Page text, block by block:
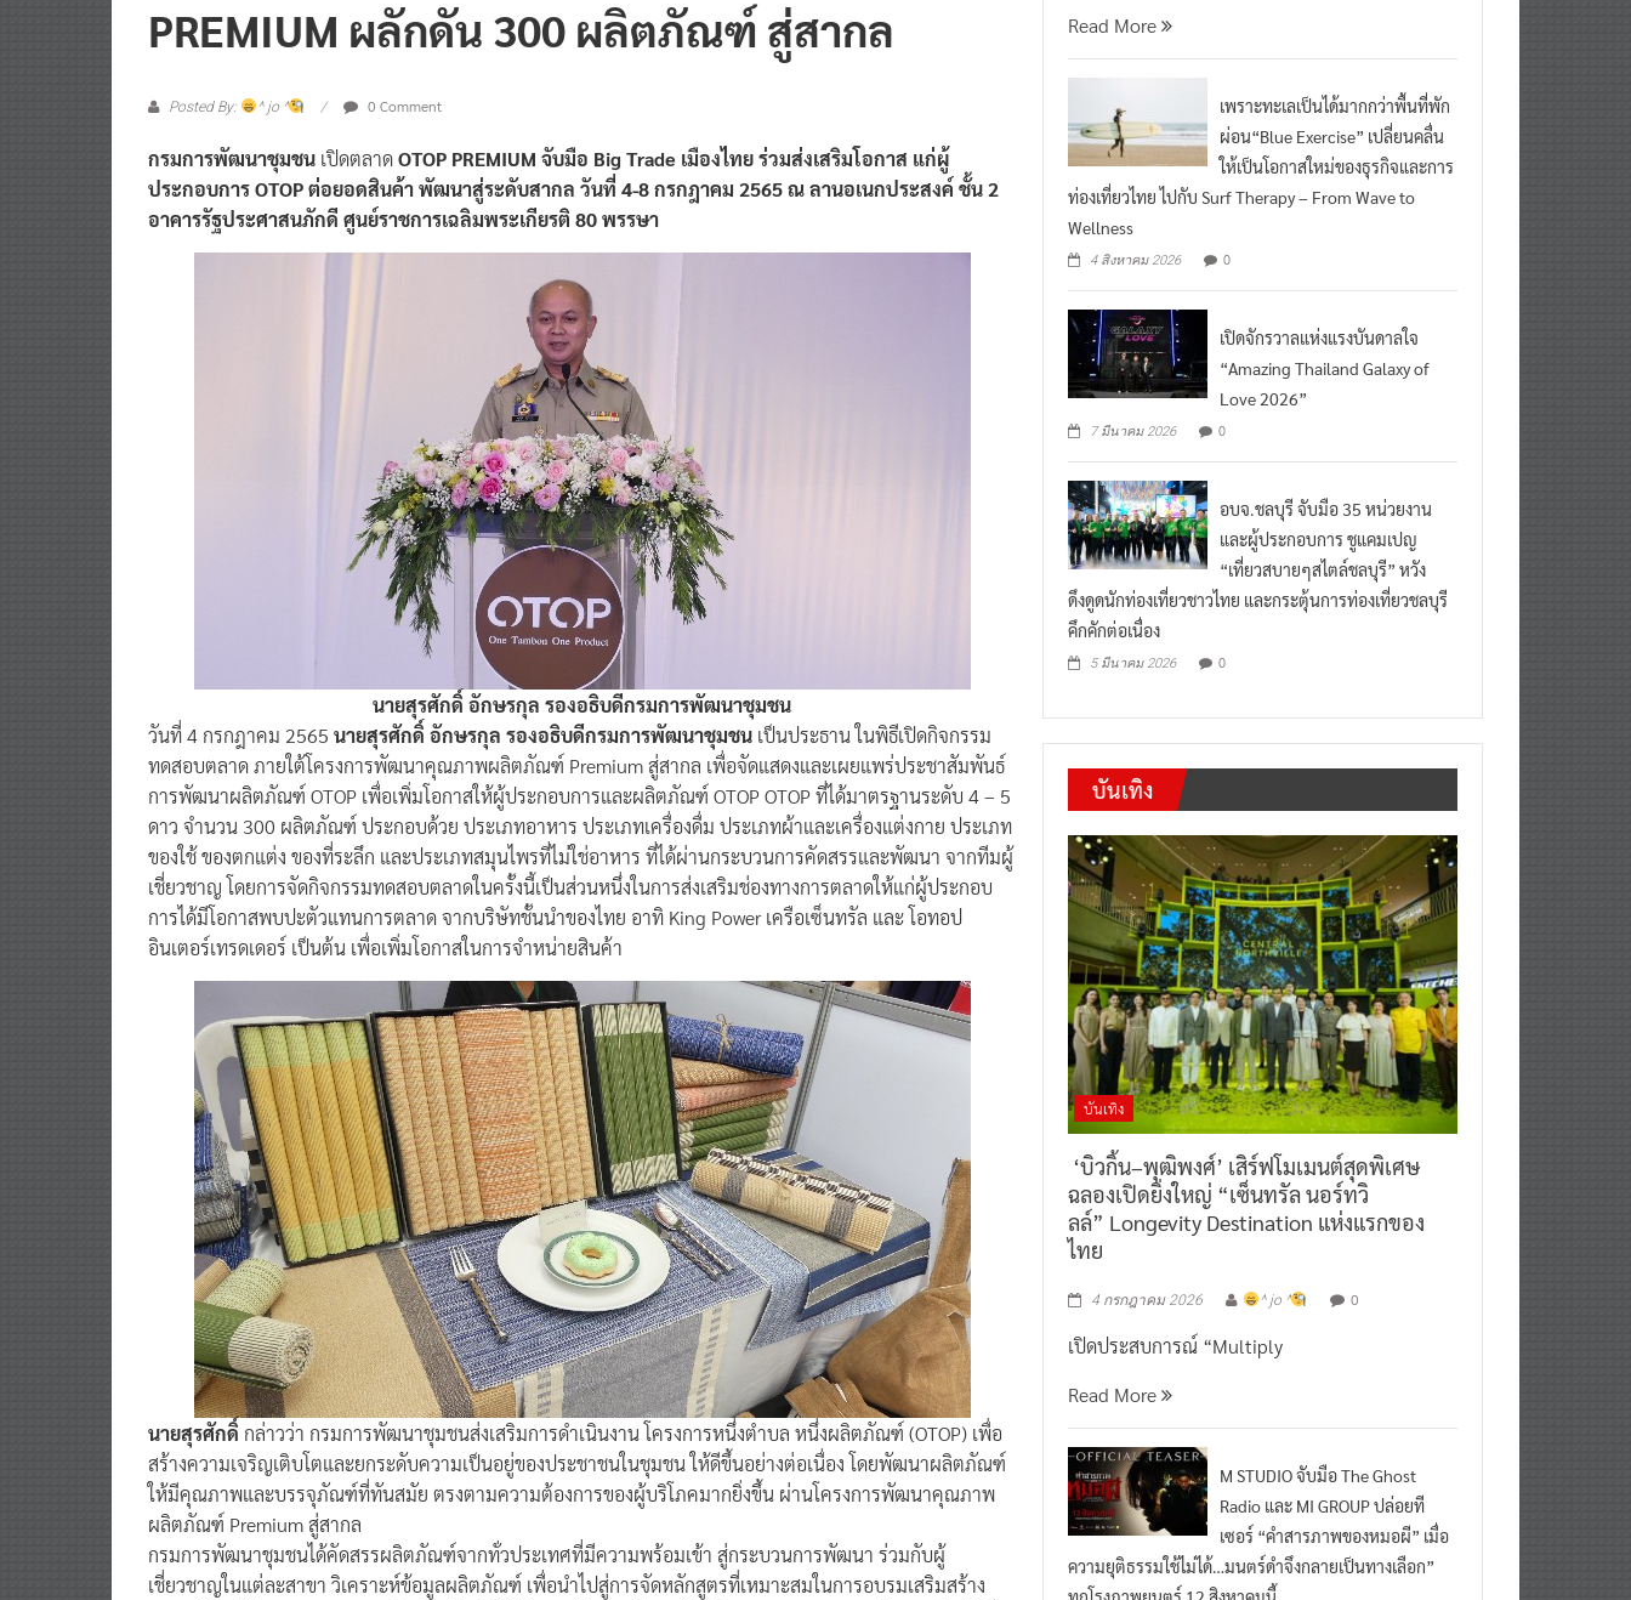
PREMIUM ผลักดัน 300 ผลิตภัณฑ์ สู่สากล
Posted By: ^ jo ^ 0 Comment
กรมการพัฒนาชุมชน เปิดตลาดOTOP PREMIUM จับมือ Big Trade เมืองไทย ร่วมส่งเสริมโอกาส แก่ผู้
ประกอบการ OTOP ต่อยอดสินค้า พัฒนาสู่ระดับสากล วันที่ 4-8 กรกฎาคม 2565 ณ ลานอเนกประสงค์ ชั้น 2
อาคารรัฐประศาสนภักดี ศูนย์ราชการเฉลิมพระเกียรติ 80 พรรษา
นายสุรศักดิ์ อักษรกุล รองอธิบดีกรมการพัฒนาชุมชน
วันที่ 4 กรกฎาคม 2565 นายสุรศักดิ์ อักษรกุล รองอธิบดีกรมการพัฒนาชุมชน เป็นประธาน ในพิธีเปิดกิจกรรม
ทดสอบตลาด ภายใต้โครงการพัฒนาคุณภาพผลิตภัณฑ์ Premium สู่สากล เพื่อจัดแสดงและเผยแพร่ประชาสัมพันธ์
การพัฒนาผลิตภัณฑ์ OTOP เพื่อเพิ่มโอกาสให้ผู้ประกอบการและผลิตภัณฑ์ OTOP OTOP ที่ได้มาตรฐานระดับ 4 – 5
ดาว จำนวน 300 ผลิตภัณฑ์ ประกอบด้วย ประเภทอาหาร ประเภทเครื่องดื่ม ประเภทผ้าและเครื่องแต่งกาย ประเภท
ของใช้ ของตกแต่ง ของที่ระลึก และประเภทสมุนไพรที่ไม่ใช่อาหาร ที่ได้ผ่านกระบวนการคัดสรรและพัฒนา จากทีมผู้
เชี่ยวชาญ โดยการจัดกิจกรรมทดสอบตลาดในครั้งนี้เป็นส่วนหนึ่งในการส่งเสริมช่องทางการตลาดให้แก่ผู้ประกอบ
การได้มีโอกาสพบปะตัวแทนการตลาด จากบริษัทชั้นนำของไทย อาทิ King Power เครือเซ็นทรัล และ โอทอป
อินเตอร์เทรดเดอร์ เป็นต้น เพื่อเพิ่มโอกาสในการจำหน่ายสินค้า
นายสุรศักดิ์ กล่าวว่า กรมการพัฒนาชุมชนส่งเสริมการดำเนินงาน โครงการหนึ่งตำบล หนึ่งผลิตภัณฑ์ (OTOP) เพื่อ
สร้างความเจริญเติบโตและยกระดับความเป็นอยู่ของประชาชนในชุมชน ให้ดีขึ้นอย่างต่อเนื่อง โดยพัฒนาผลิตภัณฑ์
ให้มีคุณภาพและบรรจุภัณฑ์ที่ทันสมัย ตรงตามความต้องการของผู้บริโภคมากยิ่งขึ้น ผ่านโครงการพัฒนาคุณภาพ
ผลิตภัณฑ์ Premium สู่สากล
กรมการพัฒนาชุมชนได้คัดสรรผลิตภัณฑ์จากทั่วประเทศที่มีความพร้อมเข้า สู่กระบวนการพัฒนา ร่วมกับผู้
เชี่ยวชาญในแต่ละสาขา วิเคราะห์ข้อมูลผลิตภัณฑ์ เพื่อนำไปสู่การจัดหลักสูตรที่เหมาะสมในการอบรมเสริมสร้าง
Read More
เพราะทะเลเป็นได้มากกว่าพื้นที่พัก
ผ่อน“Blue Exercise” เปลี่ยนคลื่น
ให้เป็นโอกาสใหม่ของธุรกิจและการ
ท่องเที่ยวไทย ไปกับ Surf Therapy – From Wave to
Wellness
4 สิงหาคม 2026 0
เปิดจักรวาลแห่งแรงบันดาลใจ
“Amazing Thailand Galaxy of
Love 2026”
7 มีนาคม 2026 0
อบจ.ชลบุรี จับมือ 35 หน่วยงาน
และผู้ประกอบการ ชูแคมเปญ
“เที่ยวสบายๆสไตล์ชลบุรี” หวัง
ดึงดูดนักท่องเที่ยวชาวไทย และกระตุ้นการท่องเที่ยวชลบุรี
คึกคักต่อเนื่อง
5 มีนาคม 2026 0
บันเทิง
บันเทิง
‘บิวกิ้น–พุฒิพงศ์’ เสิร์ฟโมเมนต์สุดพิเศษ
ฉลองเปิดยิ่งใหญ่ “เซ็นทรัล นอร์ทวิ
ลล์” Longevity Destination แห่งแรกของ
ไทย
4 กรกฎาคม 2026 ^ jo ^ 0
เปิดประสบการณ์ “Multiply
Read More
M STUDIO จับมือ The Ghost
Radio และ MI GROUP ปล่อยที
เซอร์ “คำสารภาพของหมอผี” เมื่อ
ความยุติธรรมใช้ไม่ได้…มนตร์ดำจึงกลายเป็นทางเลือก”